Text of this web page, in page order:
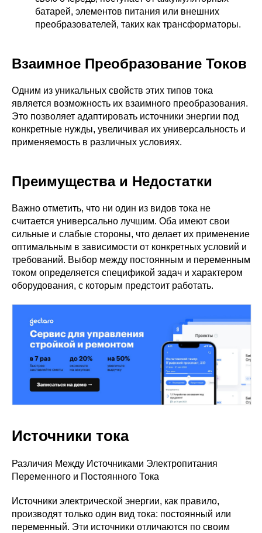
батарей, элементов питания или внешних
преобразователей, таких как трансформаторы.
Взаимное Преобразование Токов
Одним из уникальных свойств этих типов тока
является возможность их взаимного преобразования.
Это позволяет адаптировать источники энергии под
конкретные нужды, увеличивая их универсальность и
применяемость в различных условиях.
Преимущества и Недостатки
Важно отметить, что ни один из видов тока не
считается универсально лучшим. Оба имеют свои
сильные и слабые стороны, что делает их применение
оптимальным в зависимости от конкретных условий и
требований. Выбор между постоянным и переменным
током определяется спецификой задач и характером
оборудования, с которым предстоит работать.
Источники тока
Различия Между Источниками Электропитания
Переменного и Постоянного Тока
Источники электрической энергии, как правило,
производят только один вид тока: постоянный или
переменный. Эти источники отличаются по своим